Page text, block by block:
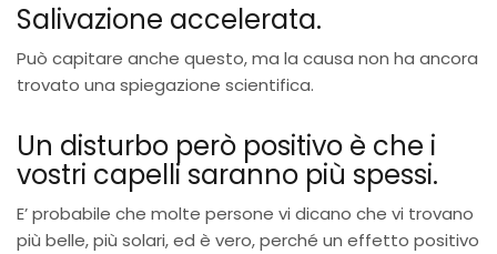
Salivazione accelerata.
Può capitare anche questo, ma la causa non ha ancora
trovato una spiegazione scientifica.
Un disturbo però positivo è che i
vostri capelli saranno più spessi.
E’ probabile che molte persone vi dicano che vi trovano
più belle, più solari, ed è vero, perché un effetto positivo